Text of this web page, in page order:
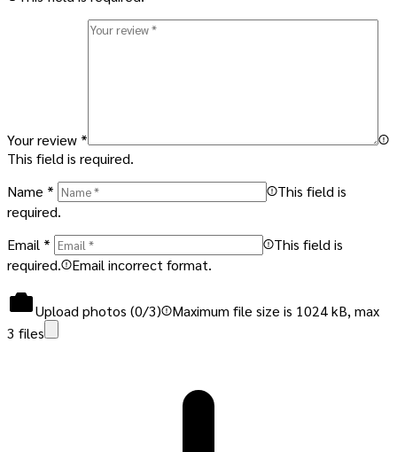
Your review *
This field is required.
Name *
This field is
required.
Email *
This field is
required.
Email incorrect format.
Upload photos (0/3)
Maximum file size is 1024 kB, max
3 files